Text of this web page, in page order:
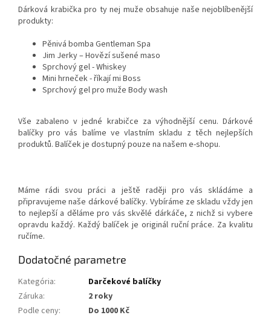
Dárková krabička pro ty nej muže obsahuje naše nejoblíbenější
produkty:
Pěnivá bomba Gentleman Spa
Jim Jerky – Hovězí sušené maso
Sprchový gel - Whiskey
Mini hrneček - říkají mi Boss
Sprchový gel pro muže Body wash
Vše zabaleno v jedné krabičce za výhodnější cenu. Dárkové
balíčky pro vás balíme ve vlastním skladu z těch nejlepších
produktů. Balíček je dostupný pouze na našem e-shopu.
Máme rádi svou práci a ještě raději pro vás skládáme a
připravujeme naše dárkové balíčky. Vybíráme ze skladu vždy jen
to nejlepší a děláme pro vás skvělé dárkáče, z nichž si vybere
opravdu každý. Každý balíček je originál ruční práce. Za kvalitu
ručíme.
Dodatočné parametre
Kategória:
Darčekové balíčky
Záruka:
2 roky
Podle ceny:
Do 1000 Kč